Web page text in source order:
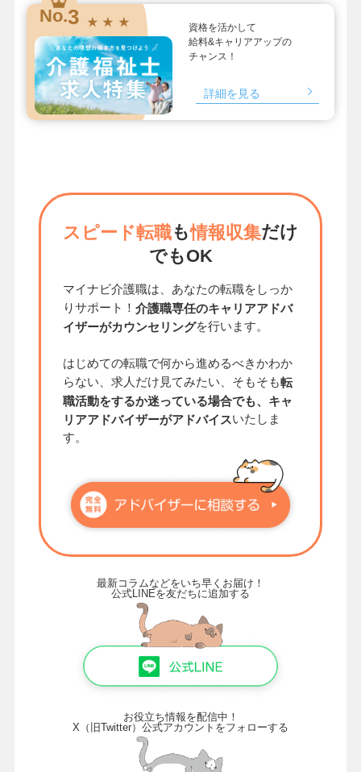
No.3 ★ ★ ★
資格を活かして
給料&キャリアアップの
チャンス！
詳細を見る
スピード転職も情報収集だけ
でもOK
マイナビ介護職は、あなたの転職をしっか
りサポート！ 介護職専任のキャリアアドバ
イザーがカウンセリングを行います。
はじめての転職で何から進めるべきかわか
らない、求人だけ見てみたい、そもそも転
職活動をするか迷っている場合でも、キャ
リアアドバイザーがアドバイスいたしま
す。
最新コラムなどをいち早くお届け！
公式LINEを友だちに追加する
お役立ち情報を配信中！
X（旧Twitter）公式アカウントをフォローする